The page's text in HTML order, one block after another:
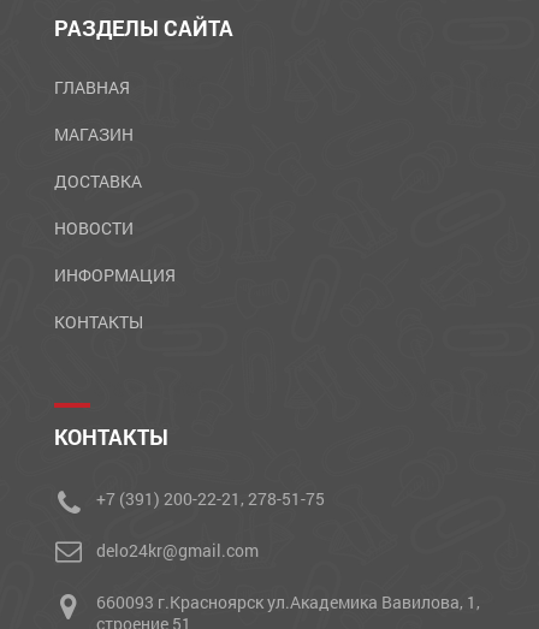
РАЗДЕЛЫ САЙТА
ГЛАВНАЯ
МАГАЗИН
ДОСТАВКА
НОВОСТИ
ИНФОРМАЦИЯ
КОНТАКТЫ
КОНТАКТЫ
+7 (391) 200-22-21, 278-51-75
delo24kr@gmail.com
660093 г.Красноярск ул.Академика Вавилова, 1,
строение 51